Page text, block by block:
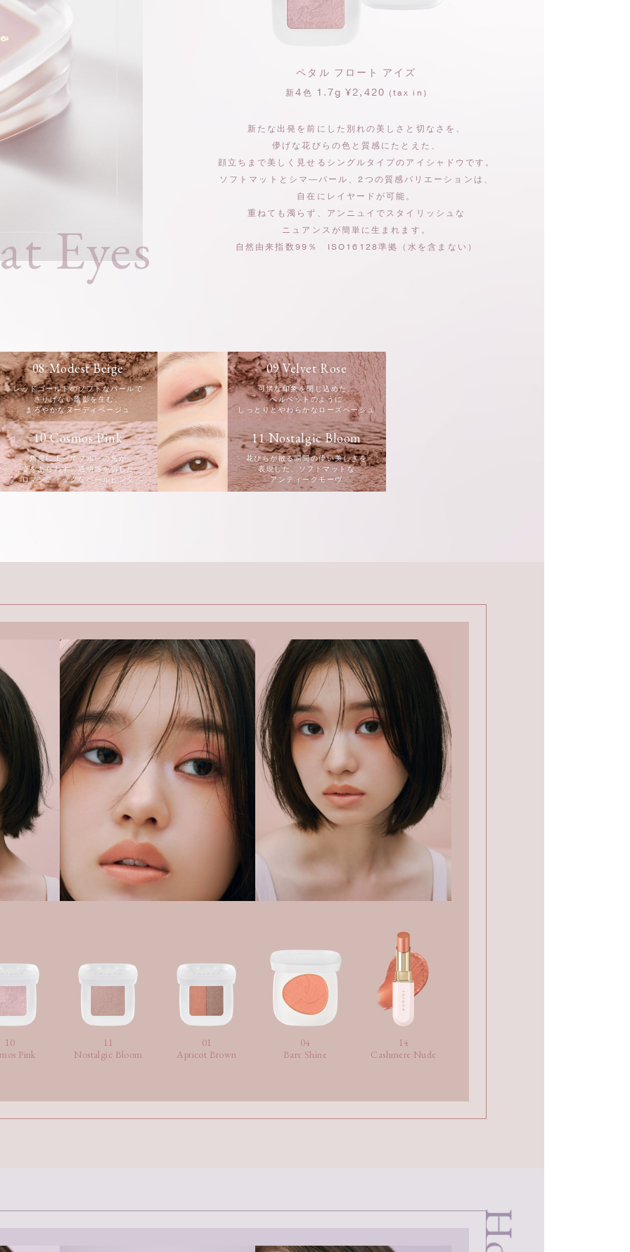
Eyes
ペタル フロート アイズ
新4色 1.7g ¥2,420 (tax in)
新たな出発を前にした別れの美しさと切なさを、
儚げな花びらの色と質感にたとえた、
顔立ちまで美しく見せるシングルタイプのアイシャドウです。
ソフトマットとシマ―パール、2つの質感バリエーションは、
自在にレイヤードが可能。
重ねても濁らず、アンニュイでスタイリッシュな
ニュアンスが簡単に生まれます。
自然由来指数99％ ISO16128準拠（水を含まない）
08 Modest Beige
レッドゴールドのソフトなパールで
さりげない陰影を生む、
まろやかなヌーディベージュ
09 Velvet Rose
可憐な印象を閉じ込めた、
ベルベットのように
しっとりとやわらかなローズベージュ
10 Cosmos Pink
角度によってブルーの光が
姿をあらわす、透明感を宿した
ロマンティックなペールピンク
11 Nostalgic Bloom
花びらが散る瞬間の儚い美しさを
表現した、ソフトマットな
アンティークモーヴ
10
Pink
11
Nostalgic Bloom
01
Apricot Brown
04
Bare Shine
14
Cashmere Nude